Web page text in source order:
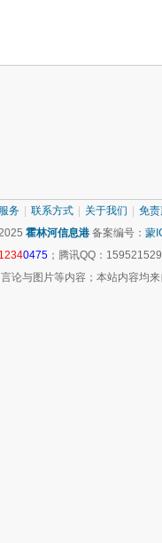
务 联系方式 关于我们 免责
霍林河信息港 备案编号： 蒙
12340475；腾讯QQ：
论与图片等内容；本站内容均